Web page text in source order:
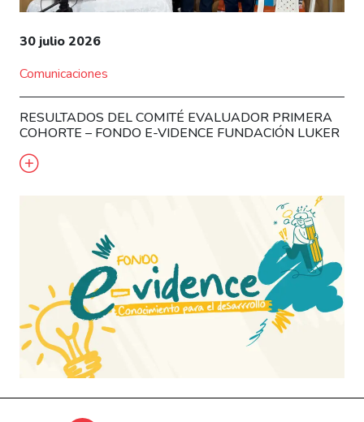
30 julio 2026
Comunicaciones
RESULTADOS DEL COMITÉ EVALUADOR PRIMERA
COHORTE – FONDO E-VIDENCE FUNDACIÓN LUKER